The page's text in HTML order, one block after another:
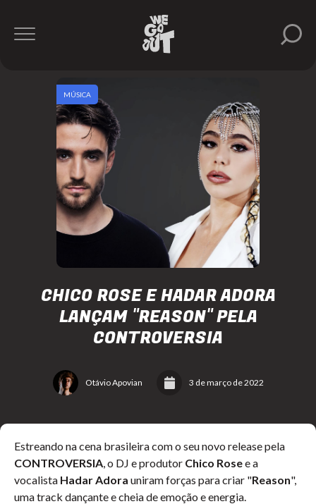
CHICO ROSE E HADAR ADORA
LANÇAM "REASON" PELA
CONTROVERSIA
Otávio Apovian 3 de março de 2022
MÚSICA
Estreando na cena brasileira com o seu novo release pela
CONTROVERSIA, o DJ e produtor Chico Rosee a
vocalista Hadar Adora uniram forças para criar "Reason",
uma track dançante e cheia de emoção e energia.